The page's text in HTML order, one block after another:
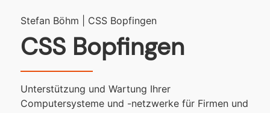
Stefan Böhm | CSS Bopfingen
CSS Bopfingen
Unterstützung und Wartung Ihrer
Computersysteme und -netzwerke für Firmen und